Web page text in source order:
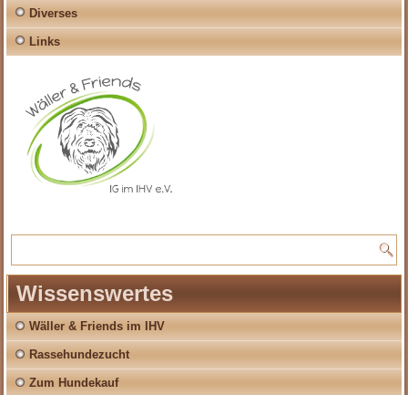
Diverses
Links
Wissenswertes
Wäller & Friends im IHV
Rassehundezucht
Zum Hundekauf